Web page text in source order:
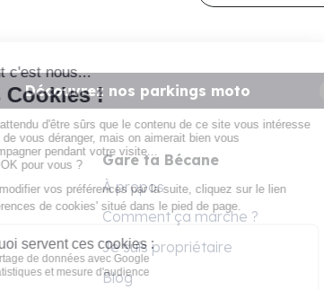
Découvrez nos parkings moto
Gare ta Bécane
À propos
Comment ça marche ?
Je suis propriétaire
Blog